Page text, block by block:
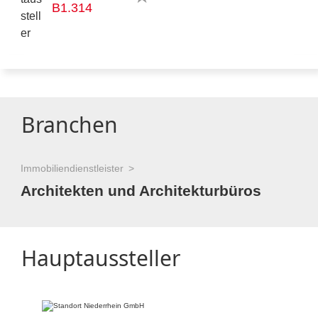
B1.314
Branchen
Immobiliendienstleister
Architekten und Architekturbüros
Hauptaussteller